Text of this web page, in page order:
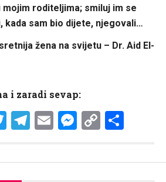
roditeljima; smiluj im se
kada sam bio dijete, njegovali…
žena na svijetu – Dr. Aid El-
i zaradi sevap:
Twitter
Telegram
EmailCopy